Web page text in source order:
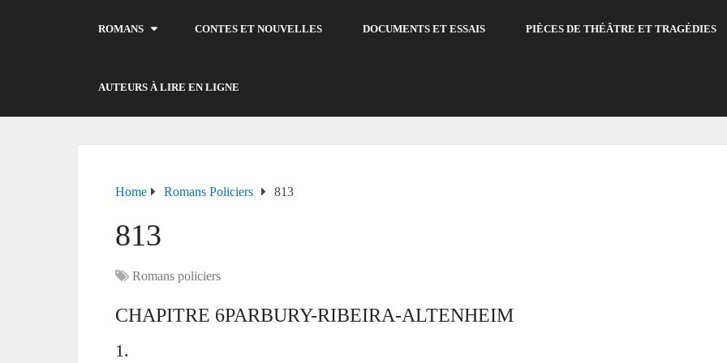
ROMANS CONTES ET NOUVELLES DOCUMENTS ET ESSAIS PIÈCES DE THÉÂTRE ET TRAGÉDIES
AUTEURS À LIRE EN LIGNE
Home Romans Policiers 813
813
Romans policiers
CHAPITRE 6PARBURY-RIBEIRA-ALTENHEIM
1.